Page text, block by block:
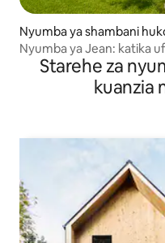
Nyumba ya shambani
Nyumba ya Jean: katika
296442
Starehe za
kuanzia